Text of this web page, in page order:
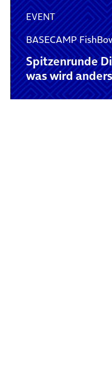
EVENT
BASECAMP
Spitzenrunde
was wird